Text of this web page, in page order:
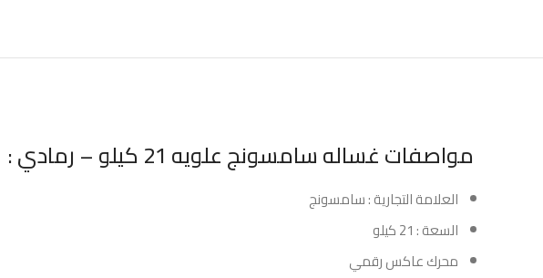
مواصفات غساله سامسونج علويه 21 كيلو – رمادي :
العلامة التجارية : سامسونج
السعة : 21 كيلو
محرك عاكس رقمي